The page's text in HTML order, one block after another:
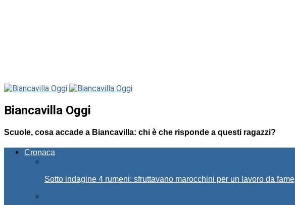
Biancavilla Oggi
Scuole, cosa accade a Biancavilla: chi è che risponde a questi ragazzi?
Cronaca
Sotto indagine 4 rumeni: sfruttavano marocchini per un lavoro da fame